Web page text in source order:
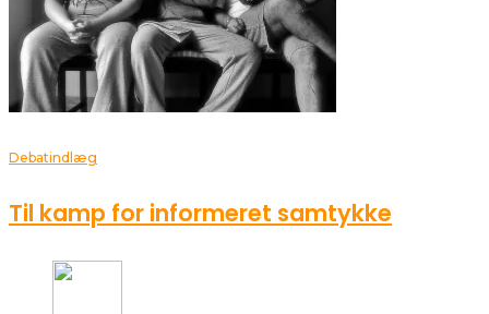
Debatindlæg
Til kamp for informeret samtykke